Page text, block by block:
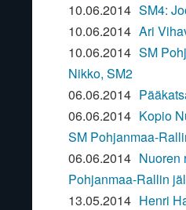
10.06.2014 SM4:
10.06.2014 Ari
10.06.2014 SM
Nikko, SM2
06.06.2014
06.06.2014 Kopio
SM Pohjanmaa-
06.06.2014 Nuoren
Pohjanmaa-Rallin
13.05.2014 Henri